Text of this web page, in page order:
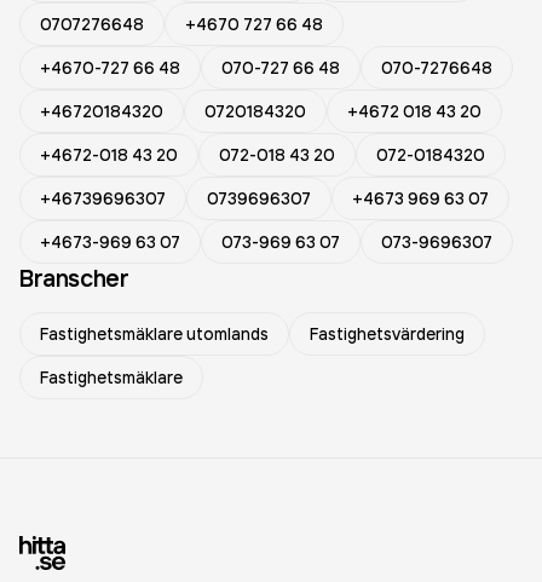
0707276648
+4670 727 66 48
+4670-727 66 48
070-727 66 48
070-7276648
+46720184320
0720184320
+4672 018 43 20
+4672-018 43 20
072-018 43 20
072-0184320
+46739696307
0739696307
+4673 969 63 07
+4673-969 63 07
073-969 63 07 073-9696307
Branscher
Fastighetsmäklare utomlands
Fastighetsvärdering
Fastighetsmäklare